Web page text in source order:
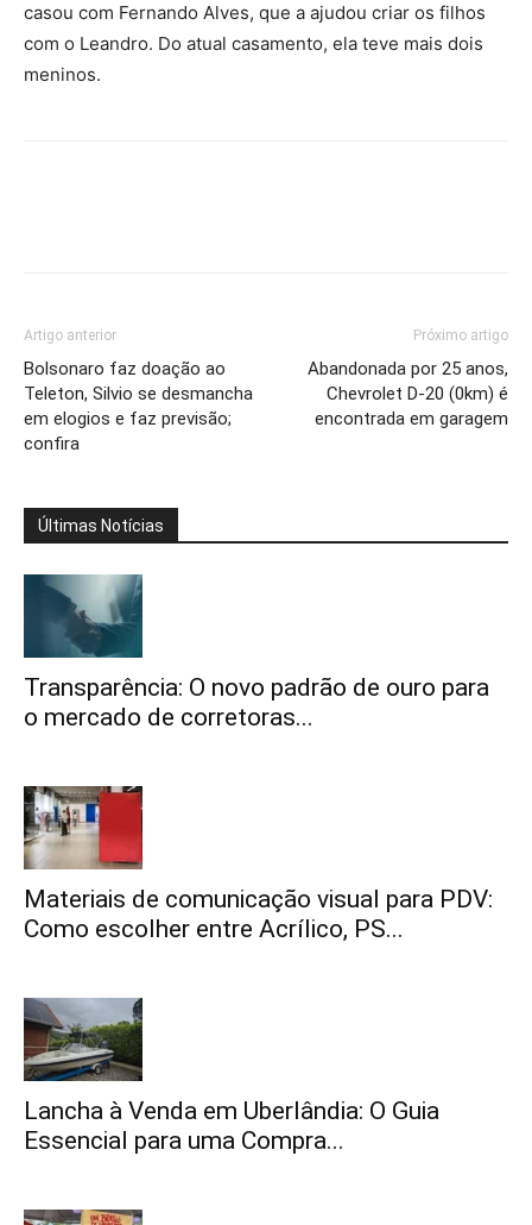
casou com Fernando Alves, que a ajudou criar os filhos
com o Leandro. Do atual casamento, ela teve mais dois
meninos.
Artigo anterior
Bolsonaro faz doação ao
Teleton, Silvio se desmancha
em elogios e faz previsão;
confira
Próximo artigo
Abandonada por 25 anos,
Chevrolet D-20 (0km) é
encontrada em garagem
Últimas Notícias
Transparência: O novo padrão de ouro para
o mercado de corretoras...
Materiais de comunicação visual para PDV:
Como escolher entre Acrílico, PS...
Lancha à Venda em Uberlândia: O Guia
Essencial para uma Compra...